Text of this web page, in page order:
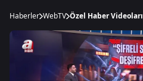
Haberler WebTV Özel Haber Videoları